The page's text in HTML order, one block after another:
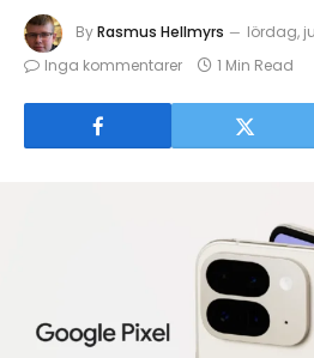
ByRasmus Hellmyrs
lördag,
Inga kommentarer
1 Min Read